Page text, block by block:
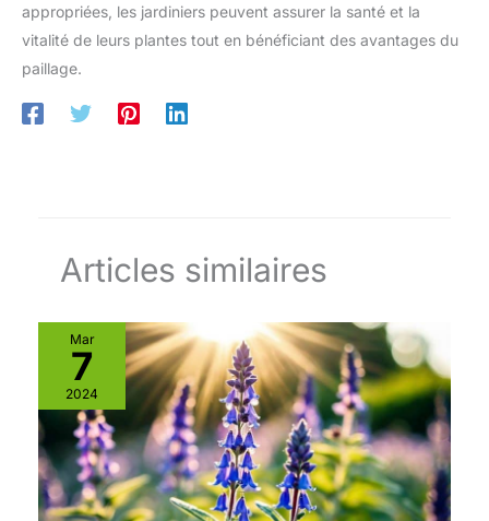
appropriées, les jardiniers peuvent assurer la santé et la
vitalité de leurs plantes tout en bénéficiant des avantages du
paillage.
Articles similaires
Mar
7
2024